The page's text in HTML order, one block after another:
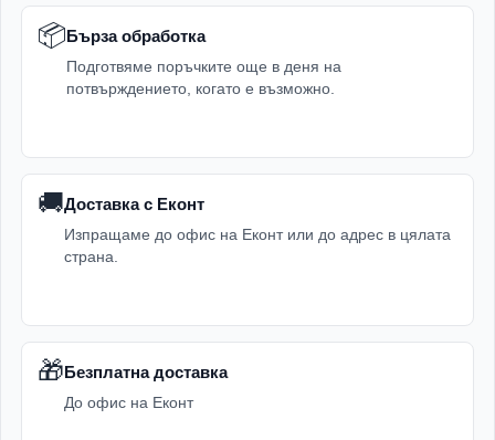
📦Бърза обработка
Подготвяме поръчките още в деня на
потвърждението, когато е възможно.
🚚Доставка с Еконт
Изпращаме до офис на Еконт или до адрес в цялата
страна.
🎁Безплатна доставка
До офис на Еконт